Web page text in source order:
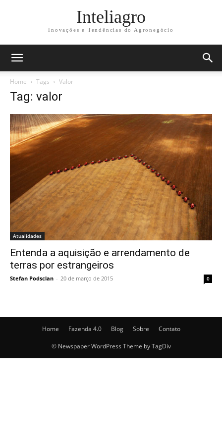
Inteliagro
Inovações e Tendências do Agronegócio
Home Tags Valor
Tag: valor
Atualidades
Entenda a aquisição e arrendamento de
terras por estrangeiros
Stefan Podsclan - 20 de março de 2015 0
Home Fazenda 4.0 Blog Sobre Contato
© Newspaper WordPress Theme by TagDiv